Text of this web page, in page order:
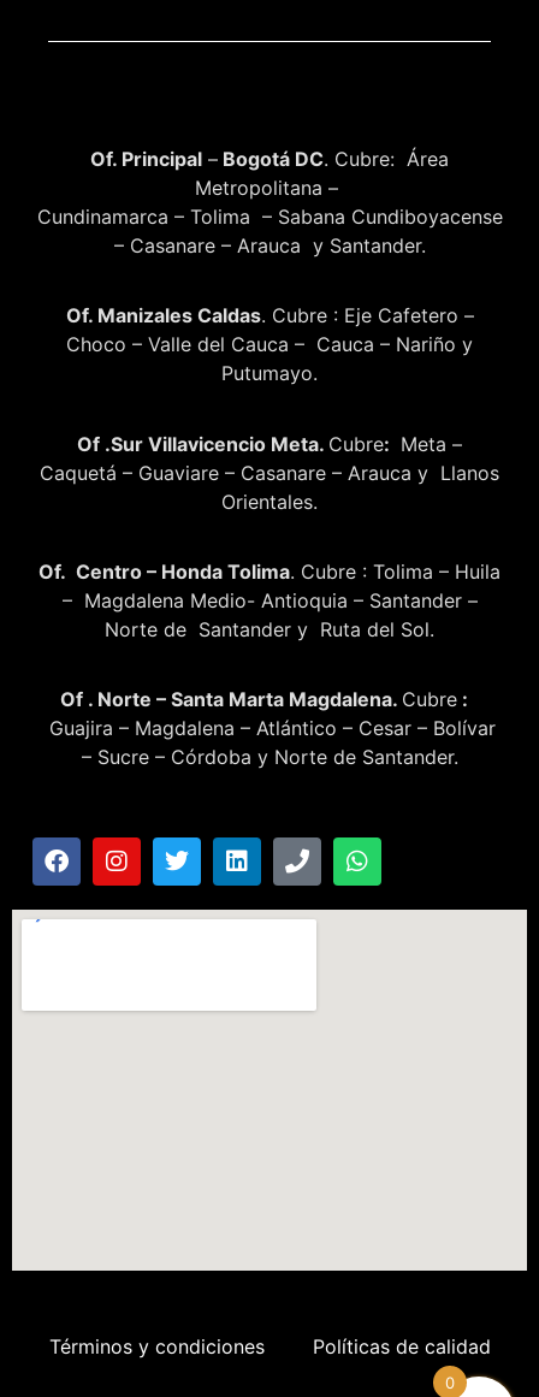
Of. Principal – Bogotá DC. Cubre: Área
Metropolitana –
Cundinamarca – Tolima – Sabana Cundiboyacense
– Casanare – Arauca y Santander.
Of. Manizales Caldas. Cubre : Eje Cafetero –
Choco – Valle del Cauca – Cauca – Nariño y
Putumayo.
Of .Sur Villavicencio Meta. Cubre: Meta –
Caquetá – Guaviare – Casanare – Arauca y Llanos
Orientales.
Of. Centro – Honda Tolima. Cubre : Tolima – Huila
– Magdalena Medio- Antioquia – Santander –
Norte de Santander y Ruta del Sol.
Of . Norte – Santa Marta Magdalena. Cubre :
Guajira – Magdalena – Atlántico – Cesar – Bolívar
– Sucre – Córdoba y Norte de Santander.
Términos y condiciones Políticas de calidad
0